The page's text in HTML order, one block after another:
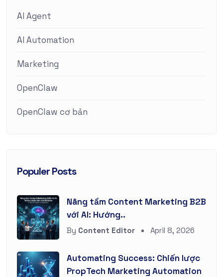
AI Agent
AI Automation
Marketing
OpenClaw
OpenClaw cơ bản
Populer Posts
Nâng tầm Content Marketing B2B
với AI: Hướng..
By Content Editor April 8, 2026
Automating Success: Chiến lược
PropTech Marketing Automation